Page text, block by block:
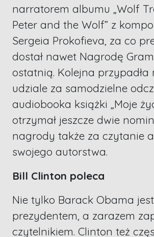
narratorem albumu „Wolf
Peter and the Wolf” z
Sergeia Prokofieva, za co
dostał nawet Nagrodę
ostatnią. Kolejna przypadła
udziale za samodzielne
audiobooka książki „Moje
otrzymał jeszcze dwie
nagrody także za czytanie
swojego autorstwa.
Bill Clinton poleca
Nie tylko Barack Obama
prezydentem, a zarazem
czytelnikiem. Clinton też